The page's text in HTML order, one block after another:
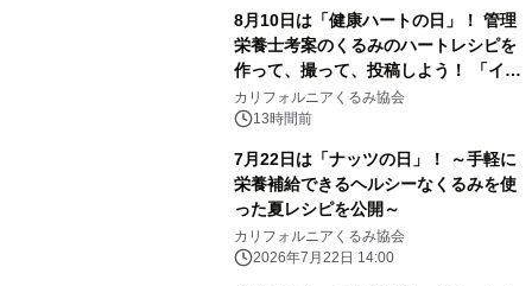
8月10日は「健康ハートの日」！ 管理
栄養士考案のくるみのハートレシピを
作って、撮って、投稿しよう！ 「イン
スタグラムフォトコンテスト」 8月
10日(月)よりスタート
カリフォルニアくるみ協会
13時間前
7月22日は「ナッツの日」！ ～手軽に
栄養補給できるヘルシーなくるみを使
った夏レシピを公開～
カリフォルニアくるみ協会
2026年7月22日 14:00